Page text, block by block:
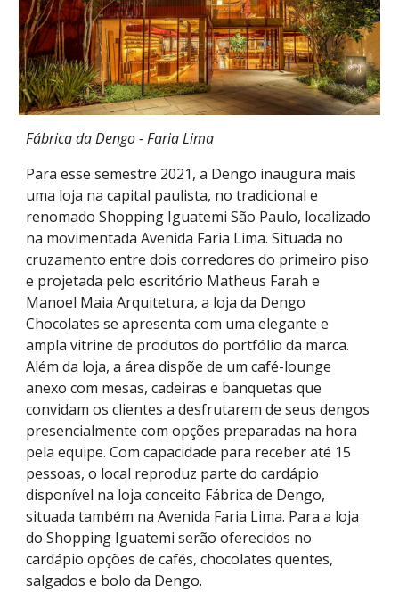
Fábrica daDengo - Faria Lima
Para esse semestre 2021, a Dengo inaugura mais
uma loja na capital paulista, no tradicional e
renomado Shopping Iguatemi São Paulo, localizado
na movimentada Avenida Faria Lima. Situada no
cruzamento entre dois corredores do primeiro piso
e projetada pelo escritório Matheus Farah e
Manoel Maia Arquitetura, a loja da Dengo
Chocolates se apresenta com uma elegante e
ampla vitrine de produtos do portfólio da marca.
Além da loja, a área dispõe de um café-lounge
anexo com mesas, cadeiras e banquetas que
convidam os clientes a desfrutarem de seus dengos
presencialmente com opções preparadas na hora
pela equipe. Com capacidade para receber até 15
pessoas, o local reproduz parte do cardápio
disponível na loja conceito Fábrica de Dengo,
situada também na Avenida Faria Lima. Para a loja
do Shopping Iguatemi serão oferecidos no
cardápio opções de cafés, chocolates quentes,
salgados e bolo da Dengo.